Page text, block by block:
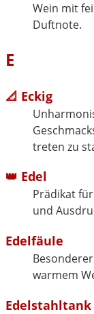
Wein mit
Duftnote.
E
📐 Eckig
treten zu
👑 Edel
Prädikat
und
Edelfäule
warmem
Edelstahltank